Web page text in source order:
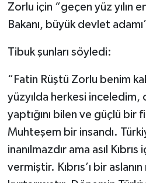
Zorlu için “geçen yüz yılın
Bakanı, büyük devlet
Tibuk şunları söyledi:
“Fatin Rüştü Zorlu benim
yüzyılda herkesi inceledim,
yaptığını bilen ve güçlü bir
Muhteşem bir insandı.
inanılmazdır ama asıl
vermiştir. Kıbrıs’ı bir